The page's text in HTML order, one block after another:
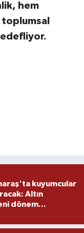
hem
toplumsal
kuyumcular
Altın
dönem...